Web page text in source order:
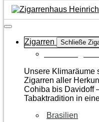
Zigarren Schließe
Unsere Klimaräume
Zigarren aller
Cohiba bis Davidoff
Tabaktradition in
Brasilien